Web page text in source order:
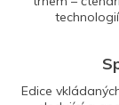
Edice